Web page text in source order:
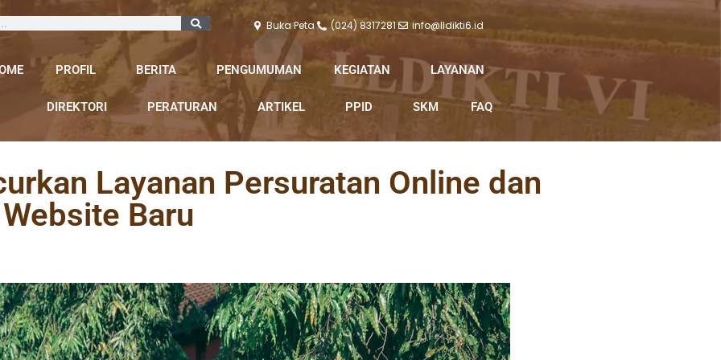
Buka Peta (024) 8317281 info@lldikti6.id
PROFIL BERITA PENGUMUMAN KEGIATAN LAYANAN
DIREKTORI PERATURAN ARTIKEL PPID SKM FAQ
Layanan Persuratan Online dan
Website Baru